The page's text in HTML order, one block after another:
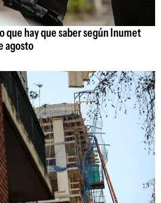
que hay que saber según Inumet
agosto